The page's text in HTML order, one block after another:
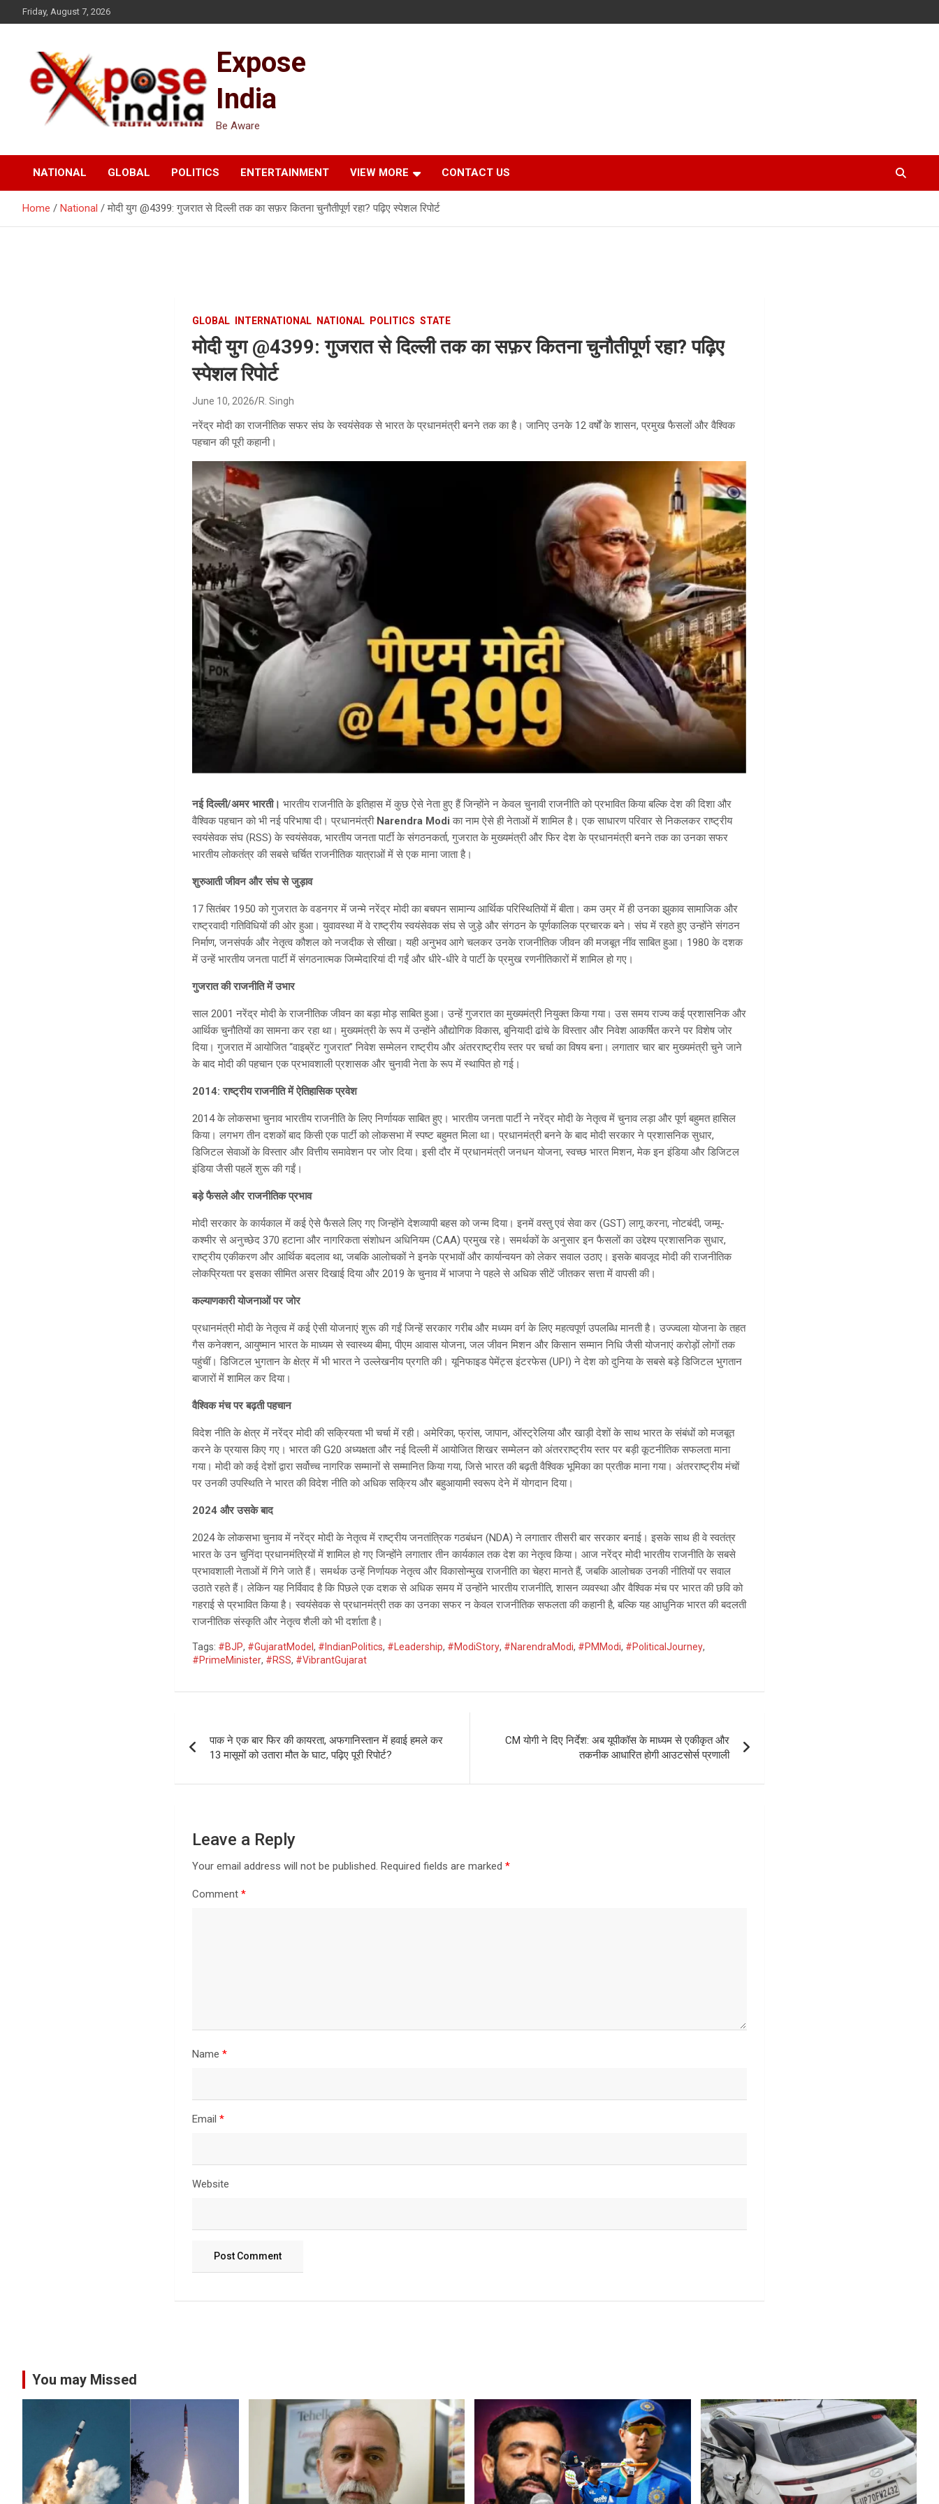
to
Friday, August 7, 2026
Expose
India
Be Aware
NATIONAL GLOBAL POLITICS ENTERTAINMENT VIEW MORE CONTACT US
Home National मोदी युग @4399: गुजरात से दिल्ली तक का सफ़र कितना चुनौतीपूर्ण रहा? पढ़िए स्पेशल रिपोर्ट
GLOBAL INTERNATIONAL NATIONAL POLITICS STATE
मोदी युग @4399: गुजरात से दिल्ली तक का सफ़र कितना चुनौतीपूर्ण रहा? पढ़िए
स्पेशल रिपोर्ट
June 10, 2026 R. Singh
नरेंद्र मोदी का राजनीतिक सफर संघ के स्वयंसेवक से भारत के प्रधानमंत्री बनने तक का है। जानिए उनके 12 वर्षों के शासन, प्रमुख फैसलों और वैश्विक
पहचान की पूरी कहानी।
नई दिल्ली/अमर भारती। भारतीय राजनीति के इतिहास में कुछ ऐसे नेता हुए हैं जिन्होंने न केवल चुनावी राजनीति को प्रभावित किया बल्कि देश की दिशा और
वैश्विक पहचान को भी नई परिभाषा दी। प्रधानमंत्री Narendra Modi का नाम ऐसे ही नेताओं में शामिल है। एक साधारण परिवार से निकलकर राष्ट्रीय
स्वयंसेवक संघ (RSS) के स्वयंसेवक, भारतीय जनता पार्टी के संगठनकर्ता, गुजरात के मुख्यमंत्री और फिर देश के प्रधानमंत्री बनने तक का उनका सफर
भारतीय लोकतंत्र की सबसे चर्चित राजनीतिक यात्राओं में से एक माना जाता है।
शुरुआती जीवन और संघ से जुड़ाव
17 सितंबर 1950 को गुजरात के वडनगर में जन्मे नरेंद्र मोदी का बचपन सामान्य आर्थिक परिस्थितियों में बीता। कम उम्र में ही उनका झुकाव सामाजिक और
राष्ट्रवादी गतिविधियों की ओर हुआ। युवावस्था में वे राष्ट्रीय स्वयंसेवक संघ से जुड़े और संगठन के पूर्णकालिक प्रचारक बने। संघ में रहते हुए उन्होंने संगठन
निर्माण, जनसंपर्क और नेतृत्व कौशल को नजदीक से सीखा। यही अनुभव आगे चलकर उनके राजनीतिक जीवन की मजबूत नींव साबित हुआ। 1980 के दशक
में उन्हें भारतीय जनता पार्टी में संगठनात्मक जिम्मेदारियां दी गईं और धीरे-धीरे वे पार्टी के प्रमुख रणनीतिकारों में शामिल हो गए।
गुजरात की राजनीति में उभार
साल 2001 नरेंद्र मोदी के राजनीतिक जीवन का बड़ा मोड़ साबित हुआ। उन्हें गुजरात का मुख्यमंत्री नियुक्त किया गया। उस समय राज्य कई प्रशासनिक और
आर्थिक चुनौतियों का सामना कर रहा था। मुख्यमंत्री के रूप में उन्होंने औद्योगिक विकास, बुनियादी ढांचे के विस्तार और निवेश आकर्षित करने पर विशेष जोर
दिया। गुजरात में आयोजित “वाइब्रेंट गुजरात” निवेश सम्मेलन राष्ट्रीय और अंतरराष्ट्रीय स्तर पर चर्चा का विषय बना। लगातार चार बार मुख्यमंत्री चुने जाने
के बाद मोदी की पहचान एक प्रभावशाली प्रशासक और चुनावी नेता के रूप में स्थापित हो गई।
2014: राष्ट्रीय राजनीति में ऐतिहासिक प्रवेश
2014 के लोकसभा चुनाव भारतीय राजनीति के लिए निर्णायक साबित हुए। भारतीय जनता पार्टी ने नरेंद्र मोदी के नेतृत्व में चुनाव लड़ा और पूर्ण बहुमत हासिल
किया। लगभग तीन दशकों बाद किसी एक पार्टी को लोकसभा में स्पष्ट बहुमत मिला था। प्रधानमंत्री बनने के बाद मोदी सरकार ने प्रशासनिक सुधार,
डिजिटल सेवाओं के विस्तार और वित्तीय समावेशन पर जोर दिया। इसी दौर में प्रधानमंत्री जनधन योजना, स्वच्छ भारत मिशन, मेक इन इंडिया और डिजिटल
इंडिया जैसी पहलें शुरू की गईं।
बड़े फैसले और राजनीतिक प्रभाव
मोदी सरकार के कार्यकाल में कई ऐसे फैसले लिए गए जिन्होंने देशव्यापी बहस को जन्म दिया। इनमें वस्तु एवं सेवा कर (GST) लागू करना, नोटबंदी, जम्मू-
कश्मीर से अनुच्छेद 370 हटाना और नागरिकता संशोधन अधिनियम (CAA) प्रमुख रहे। समर्थकों के अनुसार इन फैसलों का उद्देश्य प्रशासनिक सुधार,
राष्ट्रीय एकीकरण और आर्थिक बदलाव था, जबकि आलोचकों ने इनके प्रभावों और कार्यान्वयन को लेकर सवाल उठाए। इसके बावजूद मोदी की राजनीतिक
लोकप्रियता पर इसका सीमित असर दिखाई दिया और 2019 के चुनाव में भाजपा ने पहले से अधिक सीटें जीतकर सत्ता में वापसी की।
कल्याणकारी योजनाओं पर जोर
प्रधानमंत्री मोदी के नेतृत्व में कई ऐसी योजनाएं शुरू की गईं जिन्हें सरकार गरीब और मध्यम वर्ग के लिए महत्वपूर्ण उपलब्धि मानती है। उज्ज्वला योजना के तहत
गैस कनेक्शन, आयुष्मान भारत के माध्यम से स्वास्थ्य बीमा, पीएम आवास योजना, जल जीवन मिशन और किसान सम्मान निधि जैसी योजनाएं करोड़ों लोगों तक
पहुंचीं। डिजिटल भुगतान के क्षेत्र में भी भारत ने उल्लेखनीय प्रगति की। यूनिफाइड पेमेंट्स इंटरफेस (UPI) ने देश को दुनिया के सबसे बड़े डिजिटल भुगतान
बाजारों में शामिल कर दिया।
वैश्विक मंच पर बढ़ती पहचान
विदेश नीति के क्षेत्र में नरेंद्र मोदी की सक्रियता भी चर्चा में रही। अमेरिका, फ्रांस, जापान, ऑस्ट्रेलिया और खाड़ी देशों के साथ भारत के संबंधों को मजबूत
करने के प्रयास किए गए। भारत की G20 अध्यक्षता और नई दिल्ली में आयोजित शिखर सम्मेलन को अंतरराष्ट्रीय स्तर पर बड़ी कूटनीतिक सफलता माना
गया। मोदी को कई देशों द्वारा सर्वोच्च नागरिक सम्मानों से सम्मानित किया गया, जिसे भारत की बढ़ती वैश्विक भूमिका का प्रतीक माना गया। अंतरराष्ट्रीय मंचों
पर उनकी उपस्थिति ने भारत की विदेश नीति को अधिक सक्रिय और बहुआयामी स्वरूप देने में योगदान दिया।
2024 और उसके बाद
2024 के लोकसभा चुनाव में नरेंद्र मोदी के नेतृत्व में राष्ट्रीय जनतांत्रिक गठबंधन (NDA) ने लगातार तीसरी बार सरकार बनाई। इसके साथ ही वे स्वतंत्र
भारत के उन चुनिंदा प्रधानमंत्रियों में शामिल हो गए जिन्होंने लगातार तीन कार्यकाल तक देश का नेतृत्व किया। आज नरेंद्र मोदी भारतीय राजनीति के सबसे
प्रभावशाली नेताओं में गिने जाते हैं। समर्थक उन्हें निर्णायक नेतृत्व और विकासोन्मुख राजनीति का चेहरा मानते हैं, जबकि आलोचक उनकी नीतियों पर सवाल
उठाते रहते हैं। लेकिन यह निर्विवाद है कि पिछले एक दशक से अधिक समय में उन्होंने भारतीय राजनीति, शासन व्यवस्था और वैश्विक मंच पर भारत की छवि को
गहराई से प्रभावित किया है। स्वयंसेवक से प्रधानमंत्री तक का उनका सफर न केवल राजनीतिक सफलता की कहानी है, बल्कि यह आधुनिक भारत की बदलती
राजनीतिक संस्कृति और नेतृत्व शैली को भी दर्शाता है।
Tags: #BJP, #GujaratModel, #IndianPolitics, #Leadership, #ModiStory, #NarendraModi, #PMModi, #PoliticalJourney,
#PrimeMinister, #RSS, #VibrantGujarat
navigation
पाक ने एक बार फिर की कायरता, अफगानिस्तान में हवाई हमले कर
13 मासूमों को उतारा मौत के घाट, पढ़िए पूरी रिपोर्ट?
CM योगी ने दिए निर्देश: अब यूपीकॉस के माध्यम से एकीकृत और
तकनीक आधारित होगी आउटसोर्स प्रणाली
Leave a Reply
Your email address will not be published. Required fields are marked*
Comment*
Name*
Email*
Website
You may Missed